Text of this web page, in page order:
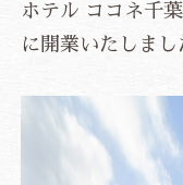
ホテル ココネ千
に開業いたしまし